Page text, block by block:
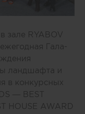
зале RYABOV
Гала-
ландшафта и
в конкурсных
— BEST
HOUSE AWARD